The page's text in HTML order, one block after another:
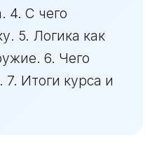
4. С чего
5. Логика как
6. Чего
Итоги курса и